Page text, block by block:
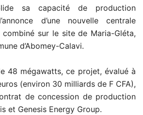
sa capacité de production
d’une nouvelle centrale
sur le site de Maria-Gléta,
d’Abomey-Calavi.
48 mégawatts, ce projet, évalué à
(environ 30 milliards de F CFA),
de concession de production
et Genesis Energy Group.